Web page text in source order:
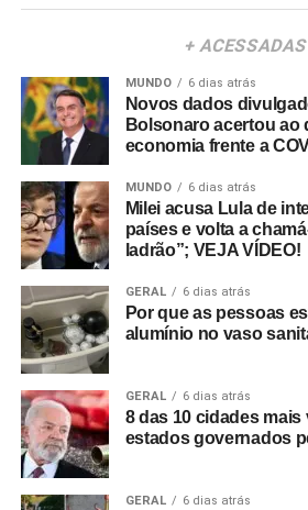
+ ACESSADAS
MUNDO 6 dias atrás
Novos dados
Bolsonaro acertou ao
economia frente a
MUNDO 6 dias atrás
Milei acusa Lula de
países e volta a
ladrão”; VEJA VÍDEO!
GERAL 6 dias atrás
Por que as pessoas
alumínio no vaso
GERAL 6 dias atrás
8 das 10 cidades
estados governados
GERAL 6 dias atrás